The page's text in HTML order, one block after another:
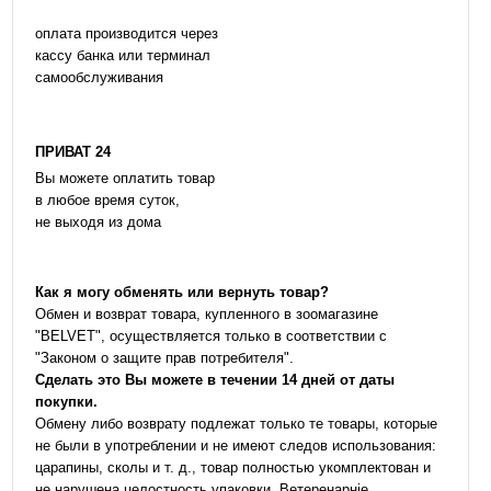
оплата производится через
кассу банка или терминал
самообслуживания
ПРИВАТ 24
Вы можете оплатить товар
в любое время суток,
не выходя из дома
Как я могу обменять или вернуть товар?
Обмен и возврат товара, купленного в зоомагазине
"BELVET", осуществляется только в соответствии с
"Законом о защите прав потребителя".
Сделать это Вы можете в течении 14 дней от даты
покупки.
Обмену либо возврату подлежат только те товары, которые
не были в употреблении и не имеют следов использования:
царапины, сколы и т. д., товар полностью укомплектован и